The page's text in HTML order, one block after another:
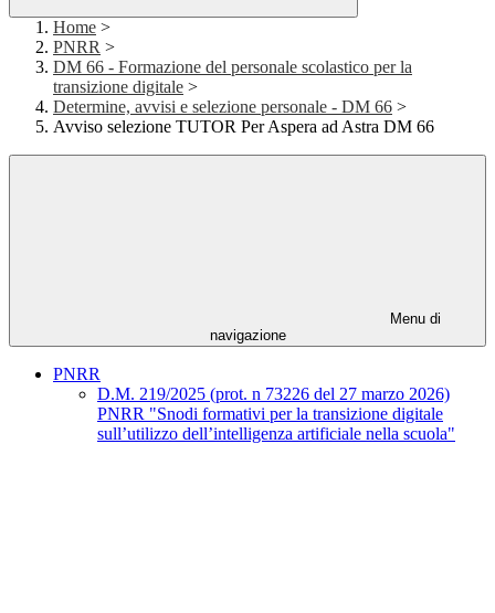
Home >
PNRR >
DM 66 - Formazione del personale scolastico per la
transizione digitale >
Determine, avvisi e selezione personale - DM 66 >
Avviso selezione TUTOR Per Aspera ad Astra DM 66
Menu di
navigazione
PNRR
D.M. 219/2025 (prot. n 73226 del 27 marzo 2026)
PNRR "Snodi formativi per la transizione digitale
sull’utilizzo dell’intelligenza artificiale nella scuola"